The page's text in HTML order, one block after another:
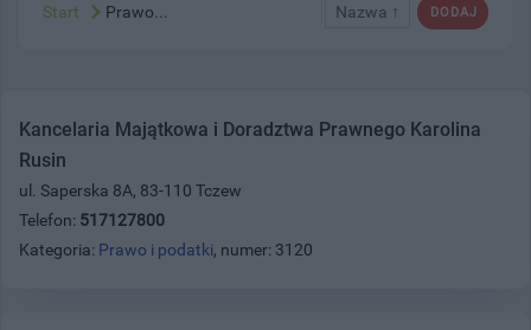
DODAJ
Nazwa ↑
Start Prawo...
Kancelaria Majątkowa i Doradztwa Prawnego Karolina
Rusin
ul. Saperska 8A, 83-110 Tczew
Telefon: 517127800
Kategoria: Prawo i podatki, numer: 3120